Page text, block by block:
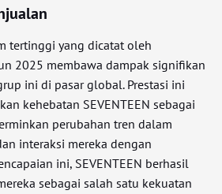
tertinggi yang dicatat oleh
2025 membawa dampak signifikan
ini di pasar global. Prestasi ini
kehebatan SEVENTEEN sebagai
perubahan tren dalam
interaksi mereka dengan
ini, SEVENTEEN berhasil
sebagai salah satu kekuatan